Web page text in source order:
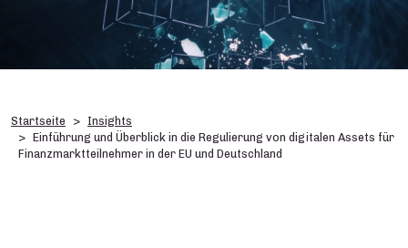
Startseite
Insights
Einführung und Überblick in die Regulierung von digitalen Assets für
Finanzmarktteilnehmer in der EU und Deutschland